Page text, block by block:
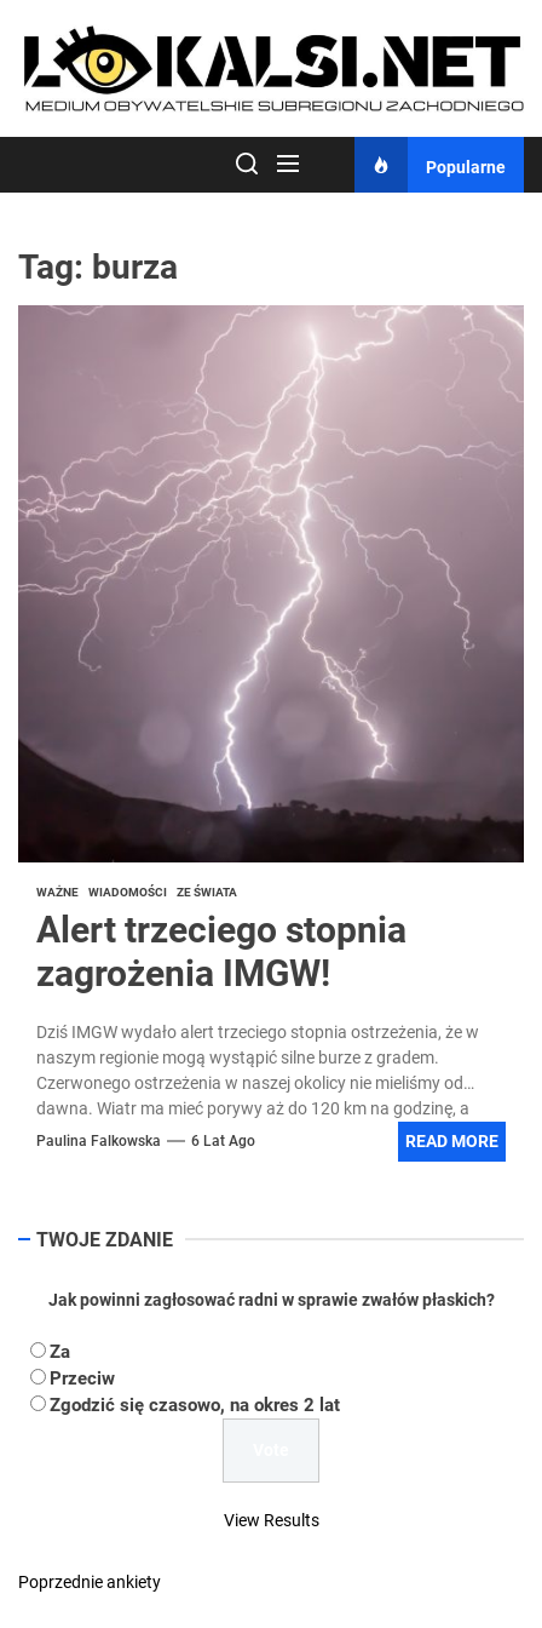
content
Popularne
Tag: burza
WAŻNE WIADOMOŚCI ZE ŚWIATA
Alert trzeciego stopnia
zagrożenia IMGW!
Dziś IMGW wydało alert trzeciego stopnia ostrzeżenia, że w
naszym regionie mogą wystąpić silne burze z gradem.
Czerwonego ostrzeżenia w naszej okolicy nie mieliśmy od
dawna. Wiatr ma mieć porywy aż do 120 km na godzinę, a
opady deszczu mają mieć aż do 35mm!
Paulina Falkowska 6 Lat Ago READ MORE
TWOJE ZDANIE
Jak powinni zagłosować radni w sprawie zwałów płaskich?
Za
Przeciw
Zgodzić się czasowo, na okres 2 lat
View Results
Poprzednie ankiety